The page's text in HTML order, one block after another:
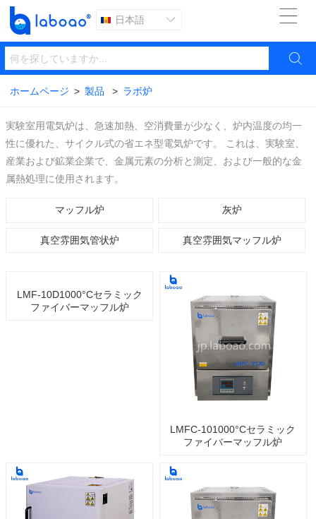
日本語  

ホームページ > 製品 > ラボ炉
実験室用電気炉は、急速加熱、空消費量が少なく、炉内温度の均一
性に優れた、サイクル式の省エネ型電気炉です。 これは、実験室、
産業および鉱業企業で、金属元素の分析と測定、および一般的な金
属熱処理に使用されます。
マッフル炉 灰炉
真空雰囲気管状炉 真空雰囲気マッフル炉
LMF-10D1000°Cセラミック
ファイバーマッフル炉
LMFC-101000°Cセラミック
ファイバーマッフル炉